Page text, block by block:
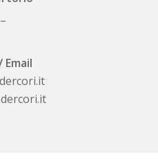
Email